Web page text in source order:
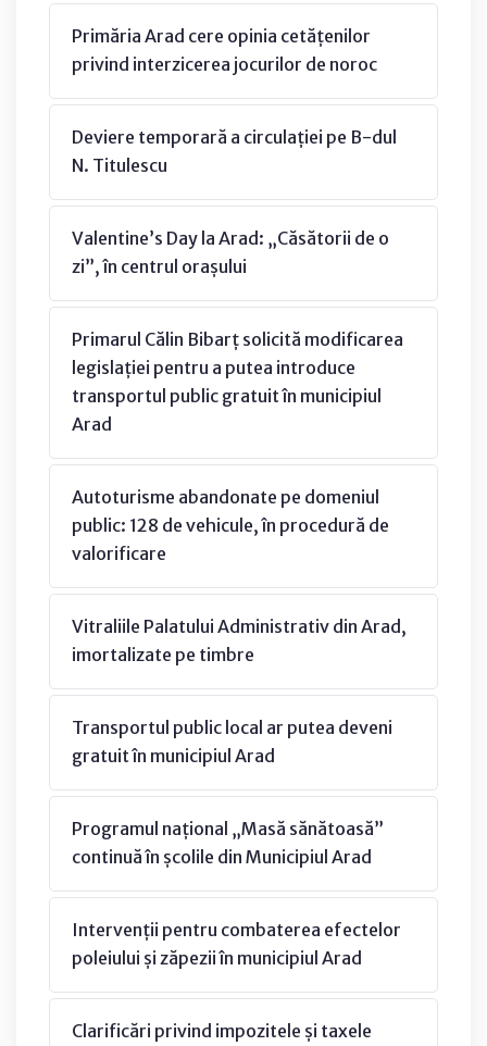
Primăria Arad cere opinia cetățenilor
privind interzicerea jocurilor de noroc
Deviere temporară a circulației pe B-dul
N. Titulescu
Valentine’s Day la Arad: „Căsătorii de o
zi”, în centrul orașului
Primarul Călin Bibarț solicită modificarea
legislației pentru a putea introduce
transportul public gratuit în municipiul
Arad
Autoturisme abandonate pe domeniul
public: 128 de vehicule, în procedură de
valorificare
Vitraliile Palatului Administrativ din Arad,
imortalizate pe timbre
Transportul public local ar putea deveni
gratuit în municipiul Arad
Programul național „Masă sănătoasă”
continuă în școlile din Municipiul Arad
Intervenții pentru combaterea efectelor
poleiului și zăpezii în municipiul Arad
Clarificări privind impozitele și taxele